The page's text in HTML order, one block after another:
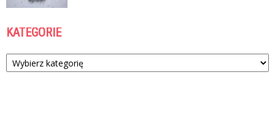
KATEGORIE
Kategorie